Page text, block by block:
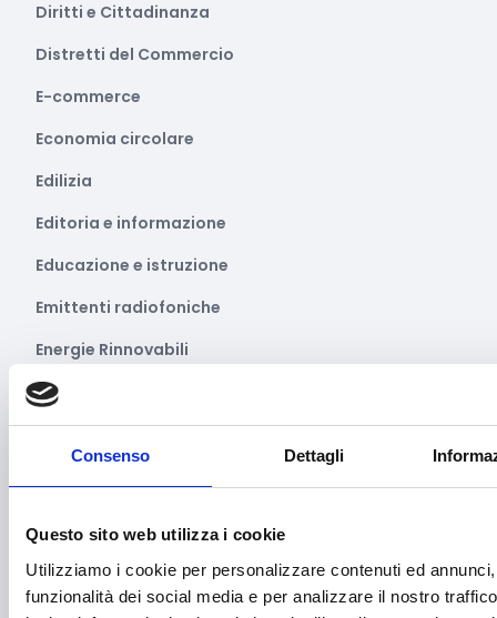
Consenso Dettagli
Questo sito web utilizza i cookie
Utilizziamo i cookie per personalizzare contenuti ed
funzionalità dei social media e per analizzare il nostro
Diritti e Cittadinanza
Distretti del Commercio
E-commerce
Economia circolare
Edilizia
Editoria e informazione
Educazione e istruzione
Emittenti radiofoniche
Energie Rinnovabili
Farmaceutico
Fiere ed eventi
Formazione e lavoro